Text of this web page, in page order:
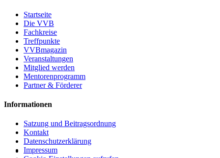
Startseite
Die VVB
Fachkreise
Treffpunkte
VVBmagazin
Veranstaltungen
Mitglied werden
Mentorenprogramm
Partner & Förderer
Informationen
Satzung und Beitragsordnung
Kontakt
Datenschutzerklärung
Impressum